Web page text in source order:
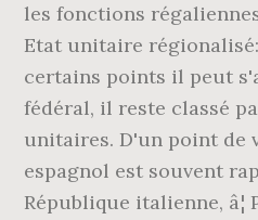
les fonctions
Etat unitaire
certains points il peut
fédéral, il reste classé
unitaires. D'un point de
espagnol est souvent
République italienne,